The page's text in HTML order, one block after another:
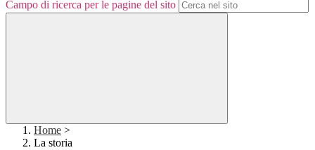
Campo di ricerca per le pagine del sito
Home >
La storia